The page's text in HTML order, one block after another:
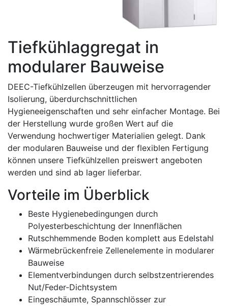
Tiefkühlaggregat in
modularer Bauweise
DEEC-Tiefkühlzellen überzeugen mit hervorragender
Isolierung, überdurchschnittlichen
Hygieneeigenschaften und sehr einfacher Montage. Bei
der Herstellung wurde großen Wert auf die
Verwendung hochwertiger Materialien gelegt. Dank
der modularen Bauweise und der flexiblen Fertigung
können unsere Tiefkühlzellen preiswert angeboten
werden und sind ab lager lieferbar.
Vorteile im Überblick
Beste Hygienebedingungen durch
Polyesterbeschichtung der Innenflächen
Rutschhemmende Boden komplett aus Edelstahl
Wärmebrückenfreie Zellenelemente in modularer
Bauweise
Elementverbindungen durch selbstzentrierendes
Nut/Feder-Dichtsystem
Eingeschäumte, Spannschlösser zur